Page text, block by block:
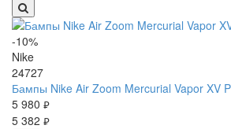
-10%
Nike
24727
Бампы Nike Air Zoom Mercurial Vapor XV
5 980 руб.
5 382 руб.